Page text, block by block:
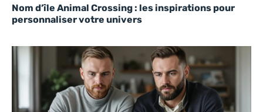
Nom d’île Animal Crossing : les inspirations pour
personnaliser votre univers